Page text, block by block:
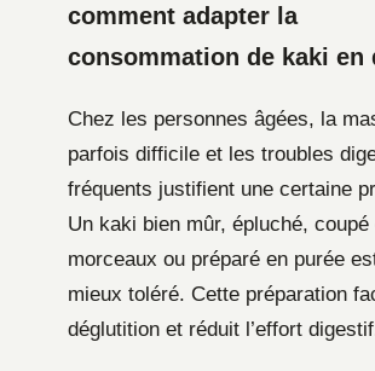
comment adapter la
consommation de kaki en
Chez les personnes âgées, la
parfois difficile et les troubles
fréquents justifient une certaine
Un kaki bien mûr, épluché, coupé
morceaux ou préparé en purée
mieux toléré. Cette préparation
déglutition et réduit l’effort